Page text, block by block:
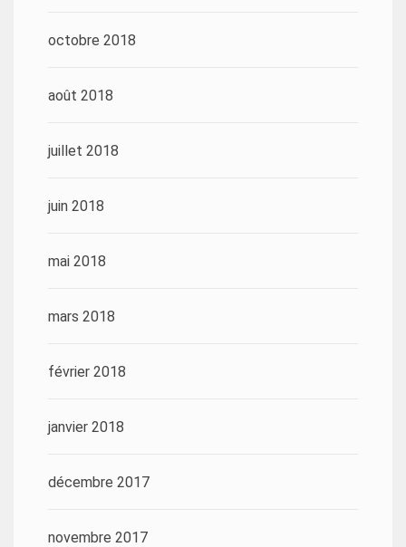
octobre 2018
août 2018
juillet 2018
juin 2018
mai 2018
mars 2018
février 2018
janvier 2018
décembre 2017
novembre 2017